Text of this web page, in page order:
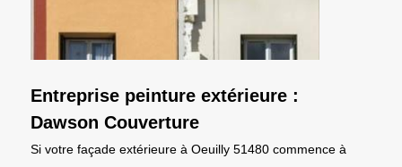
Entreprise peinture extérieure :
Dawson Couverture
Si votre façade extérieure à Oeuilly 51480 commence à